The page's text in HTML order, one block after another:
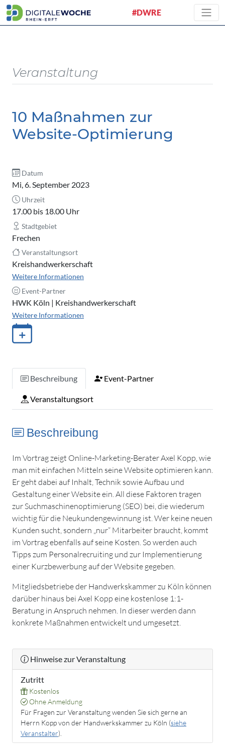
#DWRE
Veranstaltung
10 Maßnahmen zur
Website-Optimierung
Datum
Mi, 6. September 2023
Uhrzeit
17.00 bis 18.00 Uhr
Stadtgebiet
Frechen
Veranstaltungsort
Kreishandwerkerschaft
Weitere Informationen
Event-Partner
HWK Köln | Kreishandwerkerschaft
Weitere Informationen
Beschreibung Event-Partner
Veranstaltungsort
Beschreibung
Im Vortrag zeigt Online-Marketing-Berater Axel Kopp, wie
man mit einfachen Mitteln seine Website optimieren kann.
Er geht dabei auf Inhalt, Technik sowie Aufbau und
Gestaltung einer Website ein. All diese Faktoren tragen
zur Suchmaschinenoptimierung (SEO) bei, die wiederum
wichtig für die Neukundengewinnung ist. Wer keine neuen
Kunden sucht, sondern „nur“ Mitarbeiter braucht, kommt
im Vortrag ebenfalls auf seine Kosten. So werden auch
Tipps zum Personalrecruiting und zur Implementierung
einer Kurzbewerbung auf der Website gegeben.
Mitgliedsbetriebe der Handwerkskammer zu Köln können
darüber hinaus bei Axel Kopp eine kostenlose 1:1-
Beratung in Anspruch nehmen. In dieser werden dann
konkrete Maßnahmen entwickelt und umgesetzt.
Hinweise zur Veranstaltung
Zutritt
Kostenlos
Ohne Anmeldung
Für Fragen zur Veranstaltung wenden Sie sich gerne an
Herrn Kopp von der Handwerkskammer zu Köln (siehe
Veranstalter).